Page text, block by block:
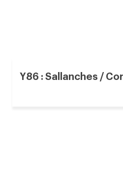
Y86 : Sallanches /